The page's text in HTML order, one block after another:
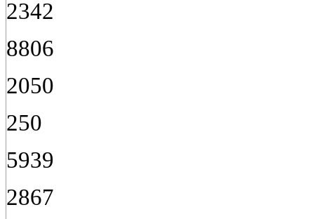
2342
8806
2050
250
5939
2867